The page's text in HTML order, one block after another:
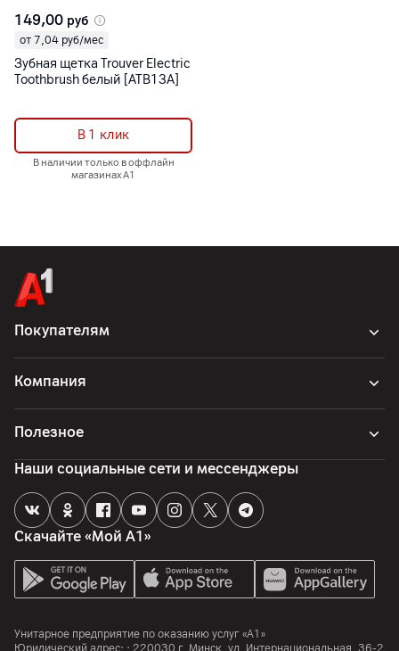
149,00 руб
от 7,04 руб/мес
Зубная щетка Trouver Electric
Toothbrush белый [ATB13A]
В 1 клик
В наличии только в оффлайн
магазинах А1
Покупателям
Компания
Полезное
Скачайте «Мой А1»
Наши социальные сети и мессенджеры
Унитарное предприятие по оказанию услуг «А1»
Юридический адрес: : 220030 г. Минск ул. Интернациональная, 36-2